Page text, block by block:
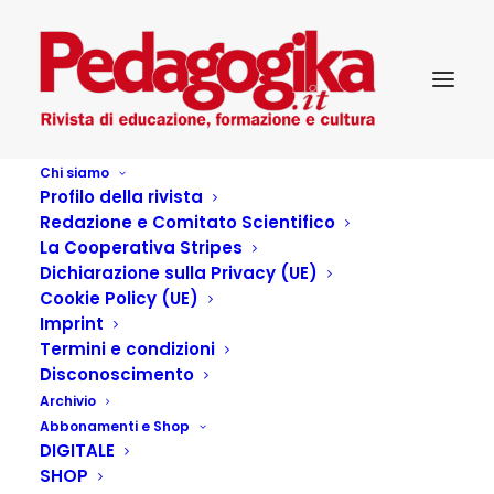
Chi siamo
Profilo della rivista
Redazione e Comitato Scientifico
La Cooperativa Stripes
Dichiarazione sulla Privacy (UE)
Cookie Policy (UE)
Imprint
Termini e condizioni
Disconoscimento
Archivio
Abbonamenti e Shop
DIGITALE
SHOP
Lo scontro delle civiltà
L'ACROBATA SENZA RETE
Anno 2010 : la Cina invade il Vietnam per assicurarsi il